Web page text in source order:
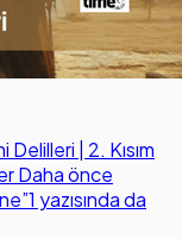
Delilleri | 2. Kısım
Daha önce
yazısında da